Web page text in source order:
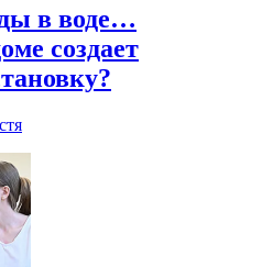
в воде…
создает